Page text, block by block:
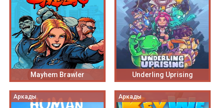
Mayhem Brawler Underling Uprising
Аркады Аркады